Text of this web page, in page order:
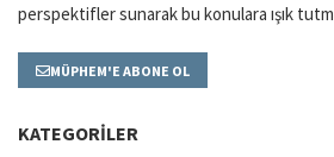
perspektifler sunarak bu konulara ışık
MÜPHEM'E ABONE OL
KATEGORILER